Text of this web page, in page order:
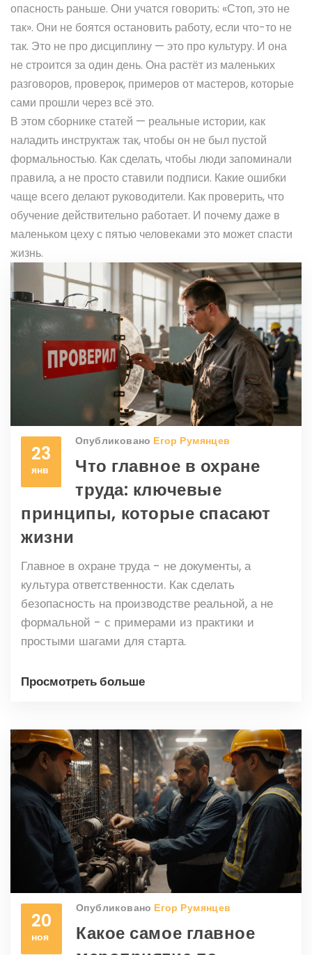
опасность раньше. Они учатся говорить: «Стоп, это не
так». Они не боятся остановить работу, если что-то не
так. Это не про дисциплину — это про культуру. И она
не строится за один день. Она растёт из маленьких
разговоров, проверок, примеров от мастеров, которые
сами прошли через всё это.
В этом сборнике статей — реальные истории, как
наладить инструктаж так, чтобы он не был пустой
формальностью. Как сделать, чтобы люди запоминали
правила, а не просто ставили подписи. Какие ошибки
чаще всего делают руководители. Как проверить, что
обучение действительно работает. И почему даже в
маленьком цеху с пятью человеками это может спасти
жизнь.
23
янв
Опубликовано Егор Румянцев
Что главное в охране
труда: ключевые
принципы, которые спасают
жизни
Главное в охране труда - не документы, а
культура ответственности. Как сделать
безопасность на производстве реальной, а не
формальной - с примерами из практики и
простыми шагами для старта.
Просмотреть больше
20
ноя
Опубликовано Егор Румянцев
Какое самое главное